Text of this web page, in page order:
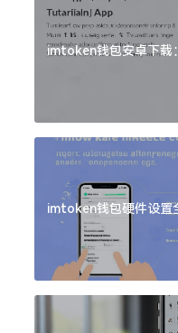
imtoken钱包安卓下载
imtoken钱包硬件设置